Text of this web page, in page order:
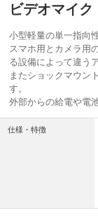
ビデオマイク
小型軽量の単一指向
スマホ用とカメラ用
る設備によって違う
またショックマウン
す。
外部からの給電や電
仕様・特徴